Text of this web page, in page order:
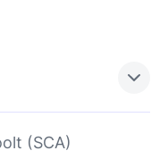
(SCA)